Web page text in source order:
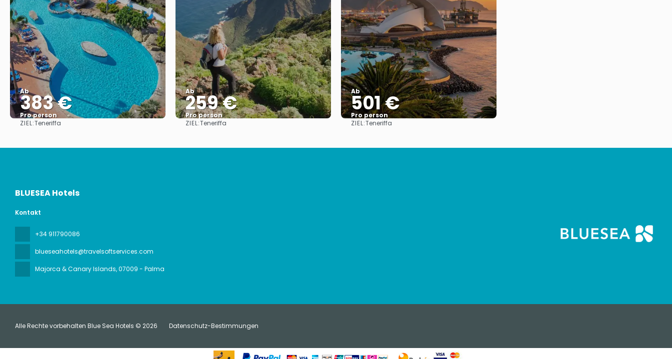
Ab
383 €
Pro person
ZIEL:Teneriffa
Ab
259 €
Pro person
ZIEL:Teneriffa
Ab
501 €
Pro person
ZIEL:Teneriffa
BLUESEA Hotels
Kontakt
+34 911790086
blueseahotels@travelsoftservices.com
Majorca & Canary Islands, 07009 - Palma
Alle Rechte vorbehalten Blue Sea Hotels © 2026 Datenschutz-Bestimmungen